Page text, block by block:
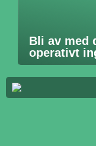
Bli av med
operativt